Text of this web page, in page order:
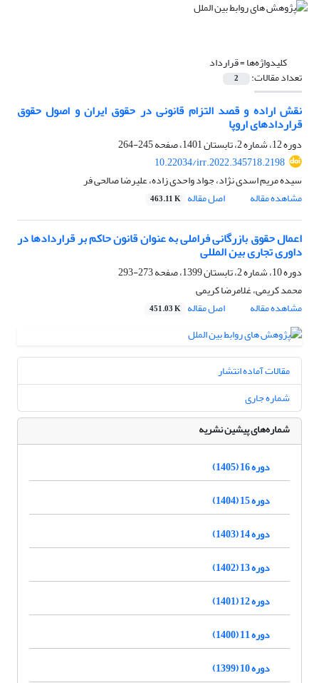
کلیدواژه‌ها =قرارداد
تعداد مقالات: 2
نقش اراده و قصد التزام قانونی در حقوق ایران و اصول حقوق
قراردادهای اروپا
دوره 12، شماره 2، تابستان 1401، صفحه
245-264
10.22034/irr.2022.345718.2198
سیده مریم اسدی نژاد، جواد واحدی زاده، علیرضا صالحی فر
مشاهده مقاله
اصل مقاله 463.11 K
اعمال حقوق بازرگانی فراملی به عنوان قانون حاکم بر قراردادها در
داوری تجاری بین المللی
دوره 10، شماره 2، تابستان 1399، صفحه
273-293
محمد کریمی، غلامرضا کریمی
مشاهده مقاله
اصل مقاله 451.03 K
مقالات آماده انتشار
شماره جاری
شماره‌های پیشین نشریه
دوره 16 (1405)
دوره 15 (1404)
دوره 14 (1403)
دوره 13 (1402)
دوره 12 (1401)
دوره 11 (1400)
دوره 10 (1399)